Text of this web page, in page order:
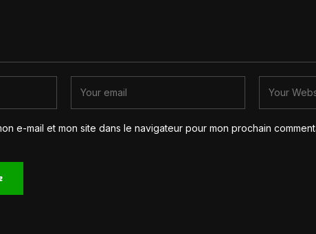
e-mail et mon site dans le navigateur pour mon prochain